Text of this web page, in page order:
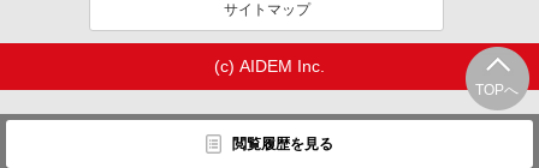
TOPへ
閲覧履歴を見る
サイトマップ
(c) AIDEM Inc.